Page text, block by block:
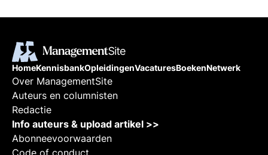
HomeKennisbankOpleidingenVacaturesBoekenNetwerk
Over ManagementSite
Auteurs en columnisten
Redactie
Info auteurs & upload artikel >>
Abonneevoorwaarden
Code of conduct